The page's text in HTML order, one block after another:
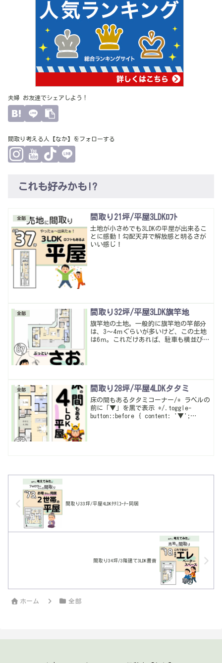
夫婦 お友達でシェアしよう！
間取り考える人【なか】をフォローする
これも好みかも!?
全部 間取り21坪/平屋3LDKﾛﾌﾄ
土地が小さめでも3LDKの平屋が出来るこ
とに感動！勾配天井で解放感と明るさが
いい感じ！
全部 間取り32坪/平屋3LDK旗竿地
旗竿地の土地。一般的に旗竿地の竿部分
は、3～4ｍぐらいが多いけど、この土地
は6ｍ。これだけあれば、駐車も横並びで
全部 間取り28坪/平屋4LDKタタミ
床の間もあるタタミコーナー/* ラベルの
前に「▼」を黒で表示 */.toggle-
button::before { content: '▼';
間取り33坪/平屋4LDKﾀﾀﾐｺｰﾅｰ同居
間取り34坪/3階建て3LDK書斎
ホーム 全部